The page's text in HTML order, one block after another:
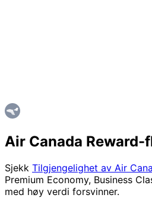
Air Canada Reward-
Sjekk Tilgjengelighet av Air
Premium Economy, Business
med høy verdi forsvinner.